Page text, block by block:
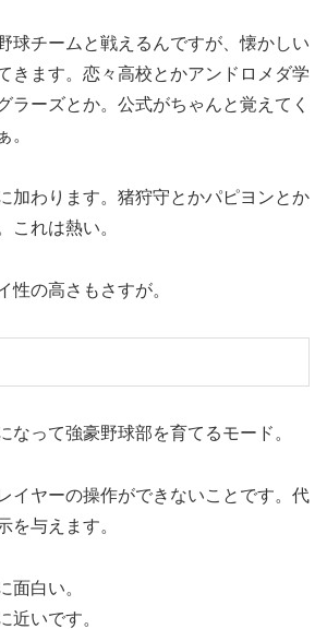
球チームと戦えるんですが、懐かしい
きます。恋々高校とかアンドロメダ学
ラーズとか。公式がちゃんと覚えてく
。
加わります。猪狩守とかパピヨンとか
これは熱い。
性の高さもさすが。
なって強豪野球部を育てるモード。
イヤーの操作ができないことです。代
を与えます。
面白い。
近いです。